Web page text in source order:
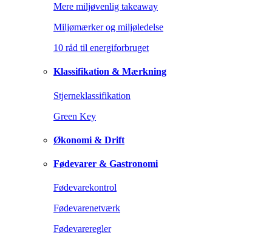
Mere miljøvenlig takeaway
Miljømærker og miljøledelse
10 råd til energiforbruget
Klassifikation & Mærkning
Stjerneklassifikation
Green Key
Økonomi & Drift
Fødevarer & Gastronomi
Fødevarekontrol
Fødevarenetværk
Fødevareregler